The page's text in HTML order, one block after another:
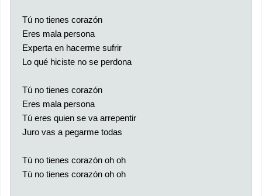
Tú no tienes corazón
Eres mala persona
Experta en hacerme sufrir
Lo qué hiciste no se perdona
Tú no tienes corazón
Eres mala persona
Tú eres quien se va arrepentir
Juro vas a pegarme todas
Tú no tienes corazón oh oh
Tú no tienes corazón oh oh